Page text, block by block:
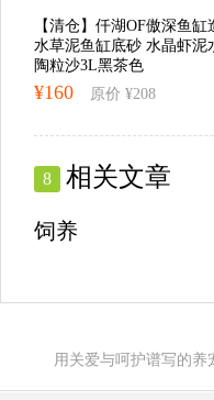
【清仓】仟湖OF傲深鱼缸
水草泥鱼缸底砂 水晶虾泥
陶粒沙3L黑茶色
¥160 原价 ¥208
8 相关文章
饲养
用关爱与呵护谱写的